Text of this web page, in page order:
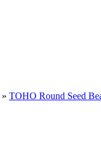
» TOHO Round Seed